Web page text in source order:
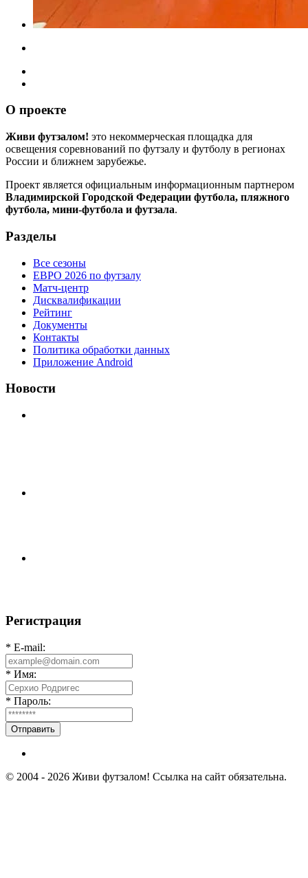
О проекте
Живи футзалом! это некоммерческая площадка для
освещения соревнований по футзалу и футболу в регионах
России и ближнем зарубежье.
Проект является официальным информационным партнером
Владимирской Городской Федерации футбола, пляжного
футбола, мини-футбола и футзала.
Разделы
Все сезоны
ЕВРО 2026 по футзалу
Матч-центр
Дисквалификации
Рейтинг
Документы
Контакты
Политика обработки данных
Приложение Android
Новости
Регистрация
* E-mail:
* Имя:
* Пароль:
Отправить
© 2004 - 2026 Живи футзалом! Ссылка на сайт обязательна.